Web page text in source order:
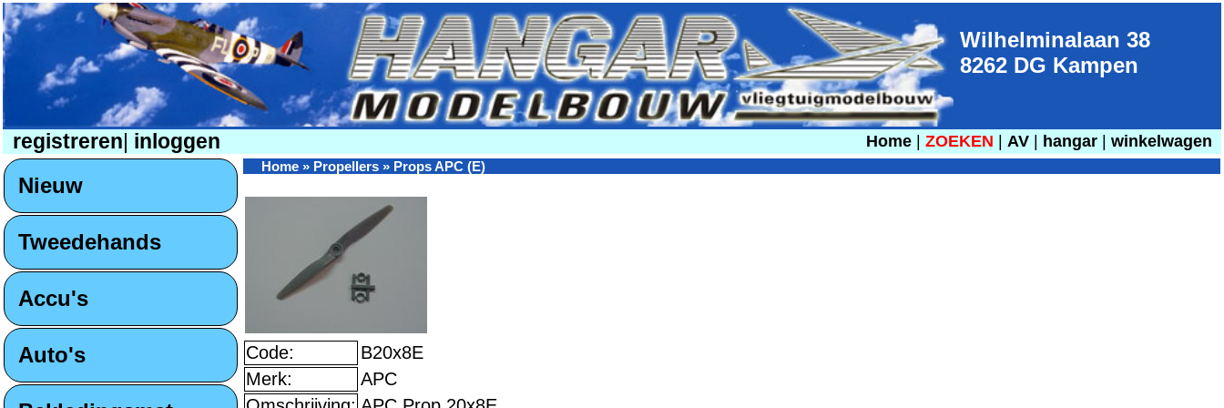
Wilhelminalaan 38
8262 DG Kampen
registreren inloggen Home ZOEKEN AV hangar winkelwagen
Nieuw
Tweedehands
Accu's
Auto's
Home » Propellers » Props APC (E)
Code:
B20x8E
Merk:
APC